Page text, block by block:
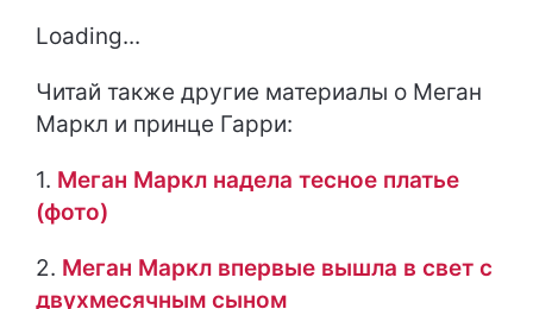
Loading...
Читай также другие материалы о Меган
Маркл и принце Гарри:
1. Меган Маркл надела тесное платье
(фото)
2. Меган Маркл впервые вышла в свет с
двухмесячным сыном